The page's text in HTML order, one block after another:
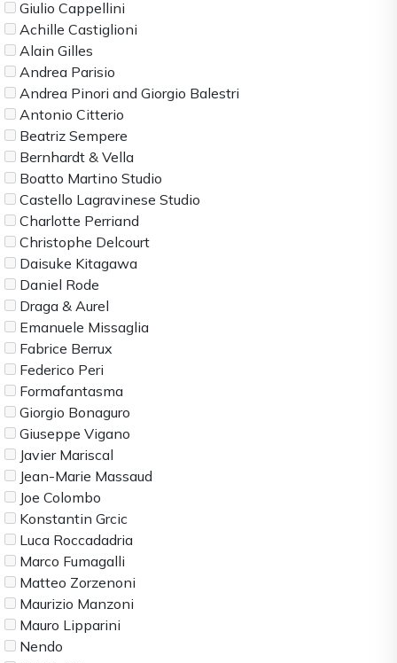
Giulio Cappellini
Achille Castiglioni
Alain Gilles
Andrea Parisio
Andrea Pinori and Giorgio Balestri
Antonio Citterio
Beatriz Sempere
Bernhardt & Vella
Boatto Martino Studio
Castello Lagravinese Studio
Charlotte Perriand
Christophe Delcourt
Daisuke Kitagawa
Daniel Rode
Draga & Aurel
Emanuele Missaglia
Fabrice Berrux
Federico Peri
Formafantasma
Giorgio Bonaguro
Giuseppe Vigano
Javier Mariscal
Jean-Marie Massaud
Joe Colombo
Konstantin Grcic
Luca Roccadadria
Marco Fumagalli
Matteo Zorzenoni
Maurizio Manzoni
Mauro Lipparini
Nendo